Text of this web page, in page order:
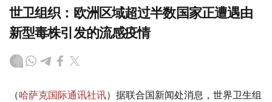
世卫组织：欧洲区域超过半数国家正遭遇由
新型毒株引发的流感疫情
（哈萨克国际通讯社讯）据联合国新闻处消息，世界卫生组